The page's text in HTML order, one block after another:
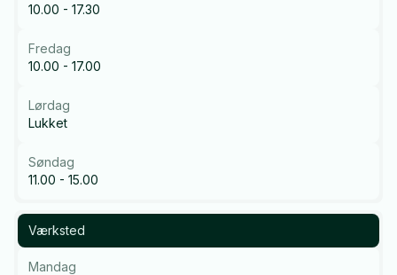
10.00 - 17.30
Fredag
10.00 - 17.00
Lørdag
Lukket
Søndag
11.00 - 15.00
Værksted
Mandag